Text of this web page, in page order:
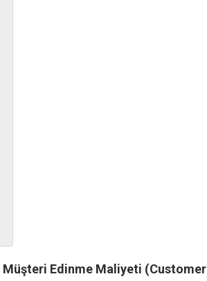
Müşteri Edinme Maliyeti (Customer